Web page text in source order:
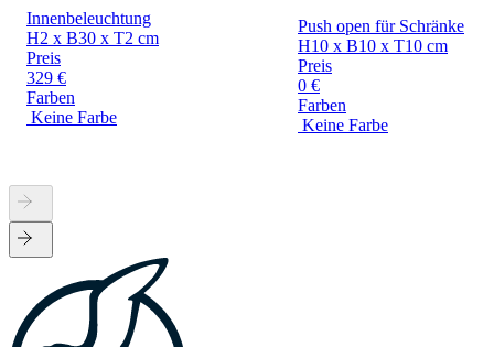
Innenbeleuchtung
H2 x B30 x T2 cm
Preis
329 €
Farben
Keine Farbe
Push open für Schränke
H10 x B10 x T10 cm
Preis
0 €
Farben
Keine Farbe